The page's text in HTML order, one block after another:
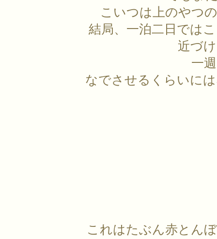
こいつは上のやつ
結局、一泊二日では
近づ
一
なでさせるくらいに
これはたぶん赤とん